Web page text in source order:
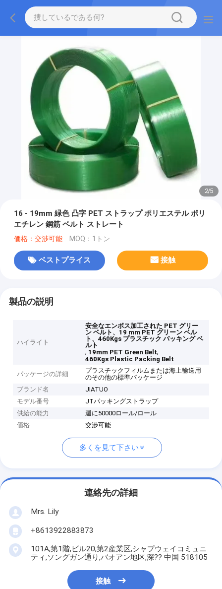
2/5
16 - 19mm 緑色 凸字 PET ストラップ ポリエステル ポリ
エチレン 鋼筋 ベルト ストレート
価格：交渉可能 MOQ：1トン
ベストプライス 接触
製品の説明
ハイライト
安全なエンボス加工された PET グリー
ン ベルト、19 mm PET グリーン ベル
ト、460Kgs プラスチック パッキング ベ
ルト
, 19mm PET Green Belt,
460Kgs Plastic Packing Belt
パッケージの詳細
プラスチックフィルムまたは海上輸送用
のその他の標準パッケージ
ブランド名
JIATUO
モデル番号
JTパッキングストラップ
供給の能力
週に50000ロール/ロール
価格
交渉可能
多くを見て下さい
連絡先の詳細
Mrs. Lily
+8613922883873
101A,第1階,ビル20,第2産業区,シャプウェイコミュニ
ティ,ソングガン通り,バオアン地区,深?? 中国 518105
接触